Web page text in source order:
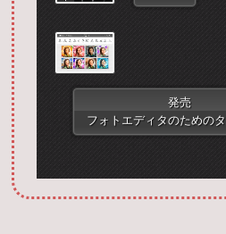
Запустить
発売
フォトエディタのための